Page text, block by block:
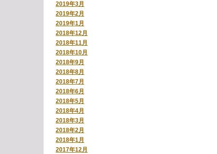
2019年3月
2019年2月
2019年1月
2018年12月
2018年11月
2018年10月
2018年9月
2018年8月
2018年7月
2018年6月
2018年5月
2018年4月
2018年3月
2018年2月
2018年1月
2017年12月